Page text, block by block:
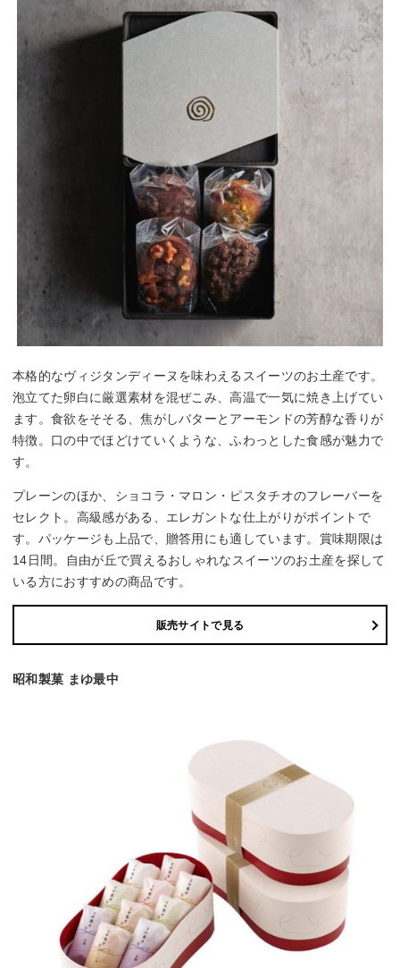
本格的なヴィジタンディーヌを味わえるスイーツのお土産です。
泡立てた卵白に厳選素材を混ぜこみ、高温で一気に焼き上げてい
ます。食欲をそそる、焦がしバターとアーモンドの芳醇な香りが
特徴。口の中でほどけていくような、ふわっとした食感が魅力で
す。
プレーンのほか、ショコラ・マロン・ピスタチオのフレーバーを
セレクト。高級感がある、エレガントな仕上がりがポイントで
す。パッケージも上品で、贈答用にも適しています。賞味期限は
14日間。自由が丘で買えるおしゃれなスイーツのお土産を探して
いる方におすすめの商品です。
販売サイトで見る
昭和製菓 まゆ最中